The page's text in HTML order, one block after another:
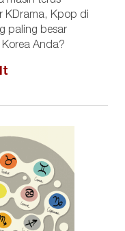
KDrama, Kpop di
paling besar
Anda?